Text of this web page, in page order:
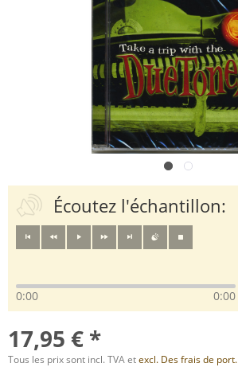
Écoutez l'échantillon:
0:00 0:00
17,95 € *
Tous les prix sont incl. TVA etexcl. Des frais de port.